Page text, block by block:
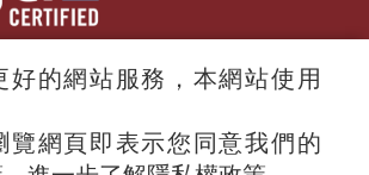
(Radio Taiwan International).
好的網站服務，本網站使用
覽網頁即表示您同意我們的